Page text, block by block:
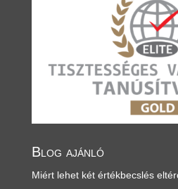
Blog ajánló
Miért lehet két értékbecslés